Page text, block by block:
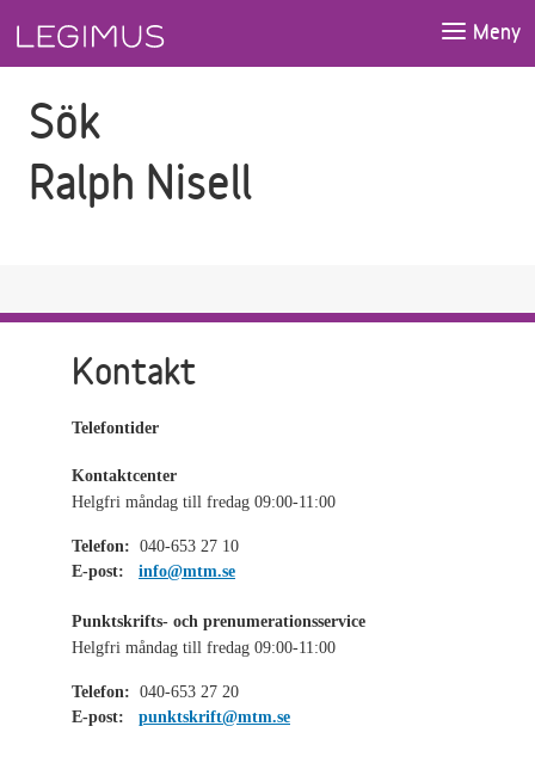
Meny
Sök
Ralph Nisell
Kontakt
Telefontider
Kontaktcenter
Helgfri måndag till fredag 09:00-11:00
Telefon: 040-653 27 10
E-post:
info@mtm.se
Punktskrifts- och prenumerationsservice
Helgfri måndag till fredag 09:00-11:00
Telefon: 040-653 27 20
E-post:
punktskrift@mtm.se